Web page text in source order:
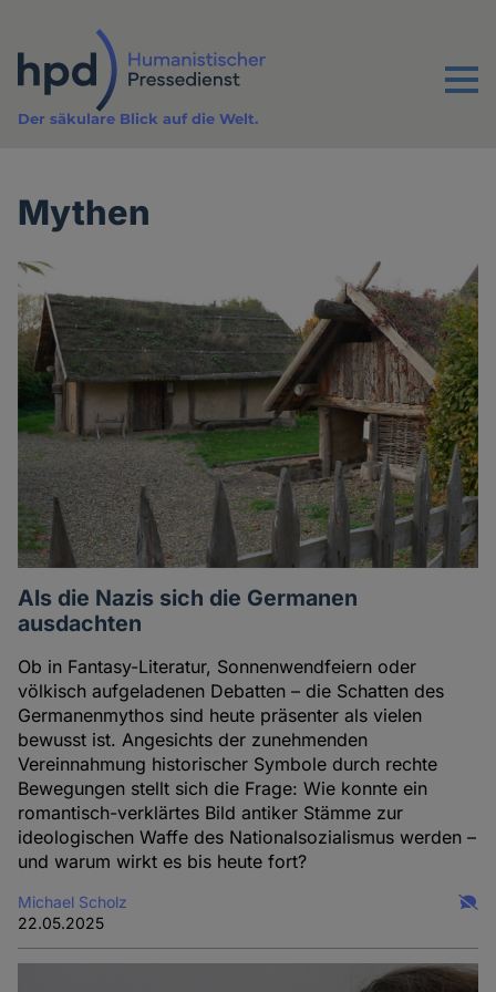
Inhalt
Menu
Der säkulare Blick auf die Welt.
Mythen
Als die Nazis sich die Germanen
ausdachten
Ob in Fantasy-Literatur, Sonnenwendfeiern oder
völkisch aufgeladenen Debatten – die Schatten des
Germanenmythos sind heute präsenter als vielen
bewusst ist. Angesichts der zunehmenden
Vereinnahmung historischer Symbole durch rechte
Bewegungen stellt sich die Frage: Wie konnte ein
romantisch-verklärtes Bild antiker Stämme zur
ideologischen Waffe des Nationalsozialismus werden –
und warum wirkt es bis heute fort?
Michael Scholz
22.05.2025